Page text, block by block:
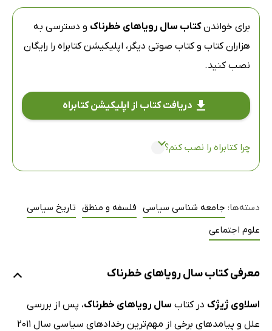
برای خواندنکتاب سال رویاهای خطرناک و دسترسی به
هزاران کتاب و کتاب صوتی دیگر، اپلیکیشن کتابراه را رایگان
نصب کنید.
دریافت کتاب از اپلیکیشن کتابراه
چرا کتابراه را نصب کنم؟
دسته‌ها: جامعه شناسی سیاسی فلسفه و منطق تاریخ سیاسی
علوم اجتماعی
معرفی کتاب سال رویاهای خطرناک
اسلاوی ژیژک در کتاب سال رویاهای خطرناک، پس از بررسی
علل و پیامدهای برخی از مهم‌ترین رخدادهای سیاسی سال 2011